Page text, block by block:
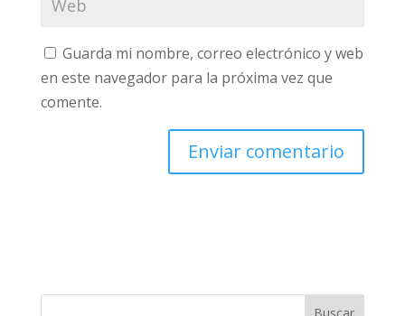
Guarda mi nombre, correo electrónico y web
en este navegador para la próxima vez que
comente.